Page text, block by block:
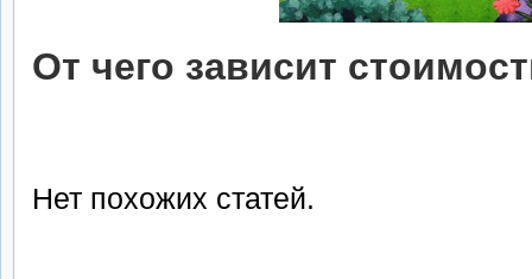
От чего зависит
Нет похожих статей.